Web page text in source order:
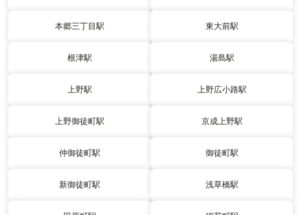
本郷三丁目駅 東大前駅
根津駅 湯島駅
上野駅 上野広小路駅
上野御徒町駅 京成上野駅
仲御徒町駅 御徒町駅
新御徒町駅 浅草橋駅